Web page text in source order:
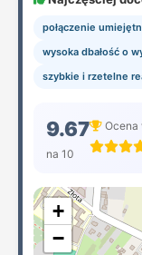
połączenie
wysoka dbałość o
szybkie i rzetelne
9.67
na 10
Ocena
+
−